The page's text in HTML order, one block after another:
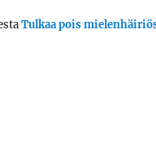
Tulkaa pois